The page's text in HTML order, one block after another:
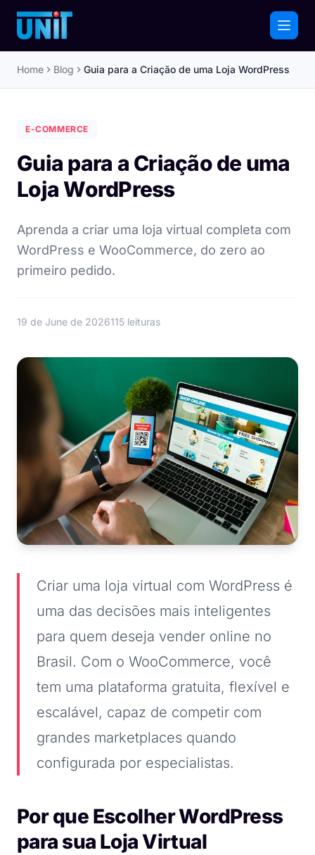
Home Blog Guia para a Criação de uma Loja WordPress
E-COMMERCE
Guia para a Criação de uma
Loja WordPress
Aprenda a criar uma loja virtual completa com
WordPress e WooCommerce, do zero ao
primeiro pedido.
19 de June de 2026115 leituras
Criar uma loja virtual com WordPress é
uma das decisões mais inteligentes
para quem deseja vender online no
Brasil. Com o WooCommerce, você
tem uma plataforma gratuita, flexível e
escalável, capaz de competir com
grandes marketplaces quando
configurada por especialistas.
Por que Escolher WordPress
para sua Loja Virtual